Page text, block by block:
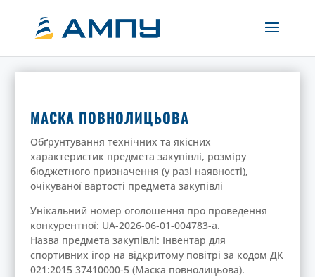
МАСКА ПОВНОЛИЦЬОВА
Обґрунтування технічних та якісних
характеристик предмета закупівлі, розміру
бюджетного призначення (у разі наявності),
очікуваної вартості предмета закупівлі
Унікальний номер оголошення про проведення
конкурентної: UA-2026-06-01-004783-a.
Назва предмета закупівлі: Інвентар для
спортивних ігор на відкритому повітрі за кодом ДК
021:2015 37410000-5 (Маска повнолицьова).